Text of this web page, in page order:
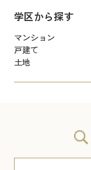
学区から探す
マンション
戸建て
土地